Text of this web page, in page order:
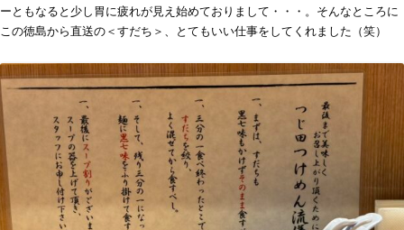
ーともなると少し胃に疲れが見え始めておりまして・・・。そんなところに
この徳島から直送の＜すだち＞、とてもいい仕事をしてくれました（笑）